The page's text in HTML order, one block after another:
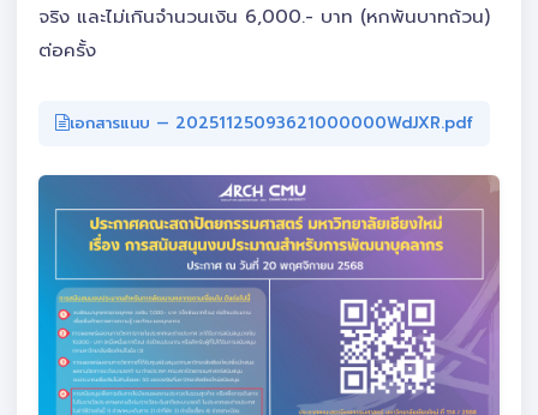
จริง และไม่เกินจำนวนเงิน 6,000.- บาท (หกพันบาทถ้วน)
ต่อครั้ง
เอกสารแนบ — 20251125093621000000WdJXR.pdf